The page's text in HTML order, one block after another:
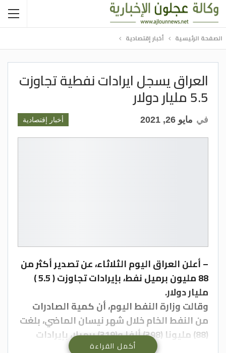
الصفحة الرئيسية أخبار إقتصادية
العراق يسجل ايرادات نفطية تجاوزت
5.5 مليار دولار
أخبار إقتصادية في مايو 26, 2021
– أعلن العراق اليوم الثلاثاء، عن تصدير أكثر من
88 مليون برميل نفط، بإيرادات تجاوزت ( 5.5 )
مليار دولار.
وقالت وزارة النفط اليوم، أن كمية الصادرات
من النفط الخام خلال شهر نيسان الماضي، بلغت
(88) مليونا (398) ألفا و(319) برميلا، بإيرادات
أكمل القراءة